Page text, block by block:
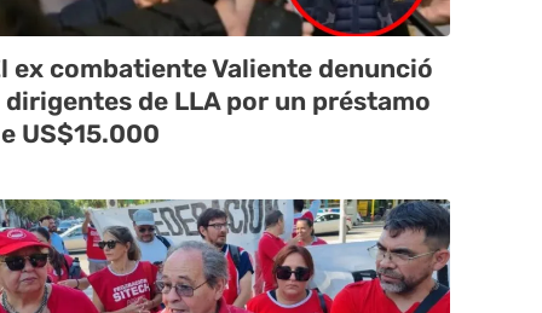
ex combatiente Valiente denunció
dirigentes de LLA por un préstamo
US$15.000